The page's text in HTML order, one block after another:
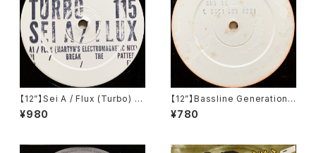
【12”】Sei A / Flux (Turbo) (T
urbo 115)
¥980
【12”】Bassline Generation /
Cool Scool / Horns Of Jeri
cho (Kickin' Underground
¥780